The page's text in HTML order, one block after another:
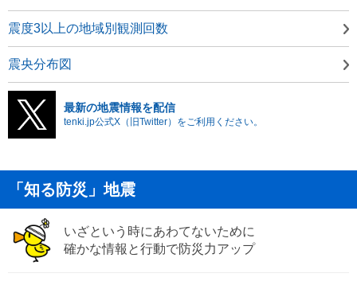
震度3以上の地域別観測回数
震央分布図
最新の地震情報を配信
tenki.jp公式X（旧Twitter）をご利用ください。
「知る防災」地震
いざという時にあわてないために
確かな情報と行動で防災力アップ